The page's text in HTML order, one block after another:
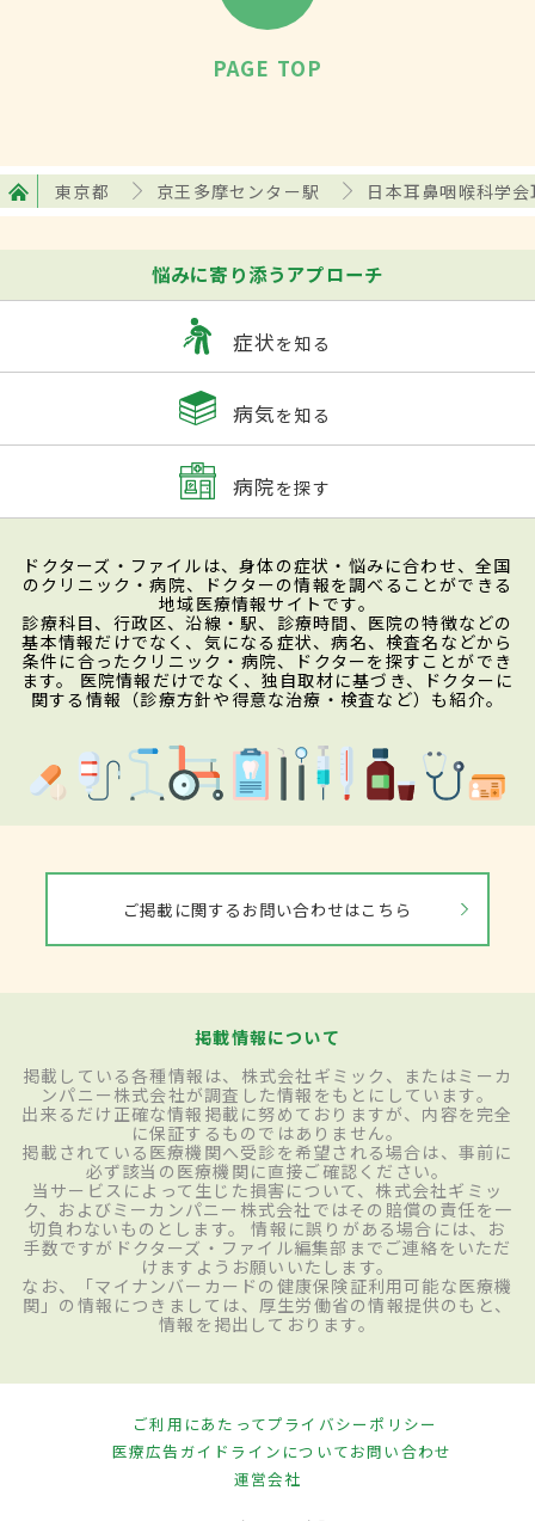
PAGE TOP
東京都 京王多摩センター駅 日本耳鼻咽喉科学
悩みに寄り添うアプローチ
症状を知る
病気を知る
病院を探す
ドクターズ・ファイルは、身体の症状・悩みに合わせ、全国
のクリニック・病院、ドクターの情報を調べることができる
地域医療情報サイトです。
診療科目、行政区、沿線・駅、診療時間、医院の特徴などの
基本情報だけでなく、気になる症状、病名、検査名などから
条件に合ったクリニック・病院、ドクターを探すことができ
ます。 医院情報だけでなく、独自取材に基づき、ドクターに
関する情報（診療方針や得意な治療・検査など）も紹介。
ご掲載に関するお問い合わせはこちら
掲載情報について
掲載している各種情報は、株式会社ギミック、またはミーカ
ンパニー株式会社が調査した情報をもとにしています。
出来るだけ正確な情報掲載に努めておりますが、内容を完全
に保証するものではありません。
掲載されている医療機関へ受診を希望される場合は、事前に
必ず該当の医療機関に直接ご確認ください。
当サービスによって生じた損害について、株式会社ギミッ
ク、およびミーカンパニー株式会社ではその賠償の責任を一
切負わないものとします。 情報に誤りがある場合には、お
手数ですがドクターズ・ファイル編集部までご連絡をいただ
けますようお願いいたします。
なお、「マイナンバーカードの健康保険証利用可能な医療機
関」の情報につきましては、厚生労働省の情報提供のもと、
情報を掲出しております。
ご利用にあたってプライバシーポリシー
医療広告ガイドラインについてお問い合わせ
運営会社